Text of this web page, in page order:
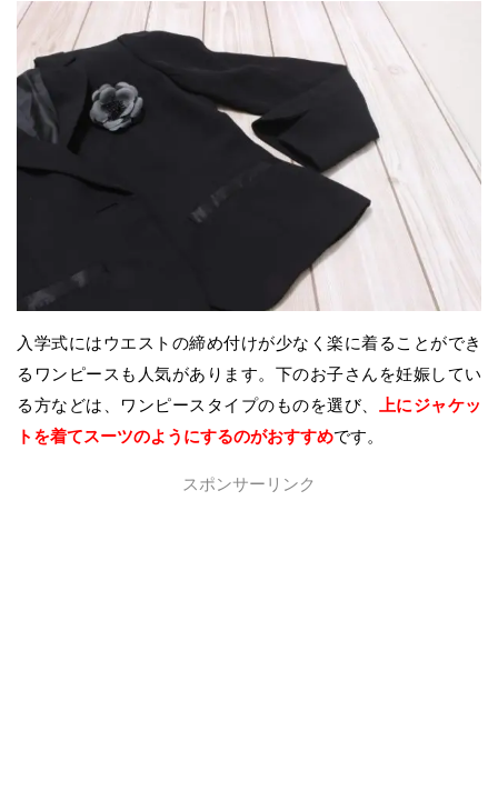
入学式にはウエストの締め付けが少なく楽に着ることができ
るワンピースも人気があります。下のお子さんを妊娠してい
る方などは、ワンピースタイプのものを選び、
上にジャケッ
トを着てスーツのようにするのがおすすめです。
スポンサーリンク